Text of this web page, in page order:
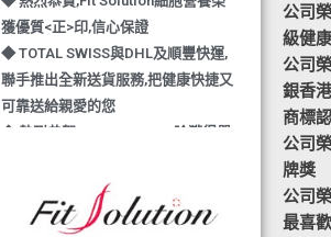
獲優質<正>印,信心保證
◆ TOTAL SWISS與DHL及順豐快運,
聯手推出全新送貨服務,把健康快捷又
可靠送給親愛的您
◆ 熱烈恭賀,FIT SOLUTION除獲得嚴
合香港食品標準,不含重金屬,農藥,細
菌,並頒發香港優質正印.
公司
級健
公司
銀香
商標
公司
牌獎
公司
最喜